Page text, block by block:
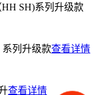
SH)系列升级款
系列升级款查看详情
查看详情